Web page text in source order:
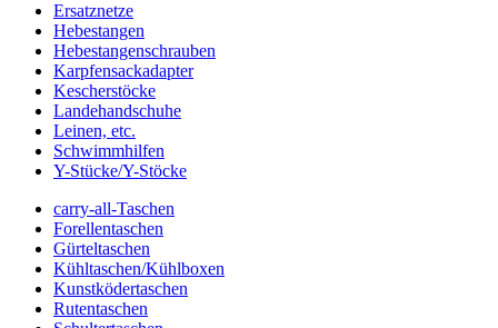
Ersatznetze
Hebestangen
Hebestangenschrauben
Karpfensackadapter
Kescherstöcke
Landehandschuhe
Leinen, etc.
Schwimmhilfen
Y-Stücke/Y-Stöcke
carry-all-Taschen
Forellentaschen
Gürteltaschen
Kühltaschen/Kühlboxen
Kunstködertaschen
Rutentaschen